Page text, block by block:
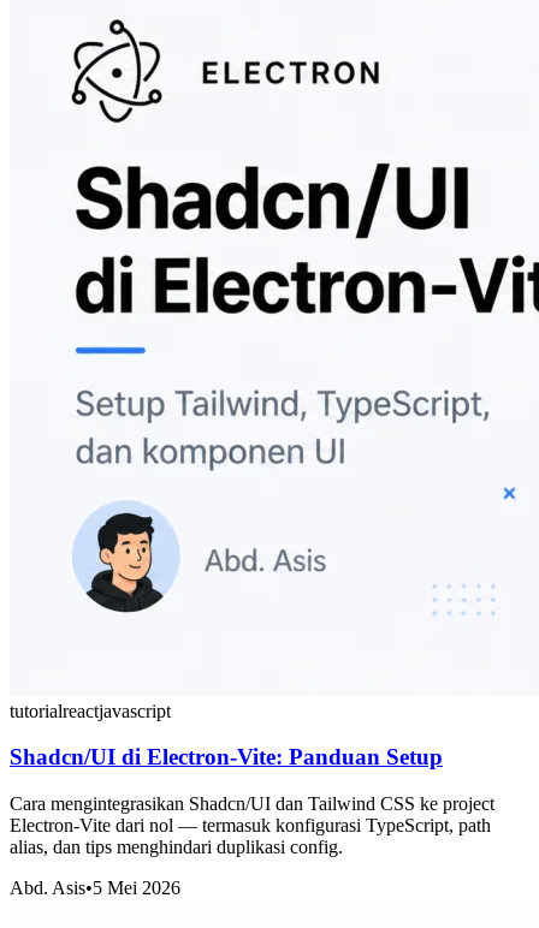
tutorialreactjavascript
Shadcn/UI di Electron-Vite: Panduan Setup
Cara mengintegrasikan Shadcn/UI dan Tailwind CSS ke project
Electron-Vite dari nol — termasuk konfigurasi TypeScript, path
alias, dan tips menghindari duplikasi config.
Abd. Asis•5 Mei 2026